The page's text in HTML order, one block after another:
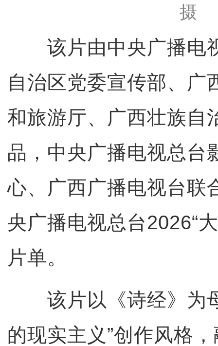
摄
该片由中央广播电
自治区党委宣传部、广
和旅游厅、广西壮族自
品，中央广播电视总台
心、广西广播电视台联
央广播电视总台2026“
片单。
该片以《诗经》为
的现实主义”创作风格